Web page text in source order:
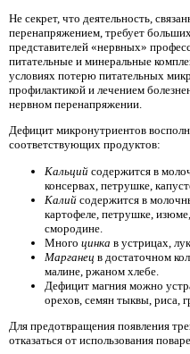
Не секрет, что деятельность,
перенапряжением, требует
представителей «нервных»
питательные и минеральные
условиях потерю питательных
профилактикой и лечением
нервном перенапряжении.
Дефицит микронутриентов
соответствующих продуктов:
Кальций содержится в
консервах, петрушке,
Калий содержится в
картофеле, петрушке,
смородине.
Много цинка в устрицах,
Марганец в достаточном
малине, ржаном хлебе.
Дефицит магния можно
орехов, семян тыквы, риса,
Для предотвращения появления
отказаться от использования